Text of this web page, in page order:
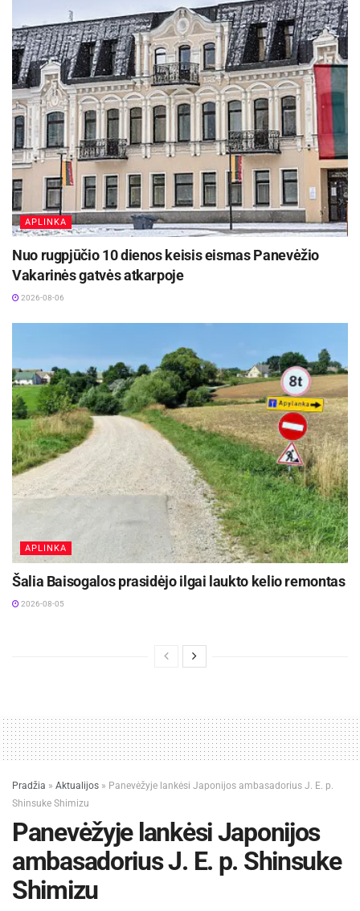
APLINKA
Nuo rugpjūčio 10 dienos keisis eismas Panevėžio
Vakarinės gatvės atkarpoje
2026-08-06
APLINKA
Šalia Baisogalos prasidėjo ilgai laukto kelio remontas
2026-08-05
Pradžia » Aktualijos » Panevėžyje lankėsi Japonijos ambasadorius J. E. p.
Shinsuke Shimizu
Panevėžyje lankėsi Japonijos
ambasadorius J. E. p. Shinsuke
Shimizu